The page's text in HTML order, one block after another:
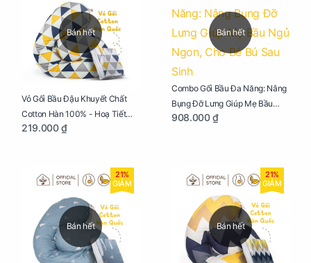
Bán hết
Vỏ Gối Bầu Đậu Khuyết Chất
Cotton Hàn 100% - Hoạ Tiết
Tam Giác
219.000 ₫
Bán hết
Combo Gối Bầu Đa Năng: Nâng
Bụng Đỡ Lưng Giúp Mẹ Bầu
Ngủ Ngon, Cho Bé Bú Sau Sinh
908.000 ₫
Bán hết
21%
GIẢM
Bán hết
21%
GIẢM